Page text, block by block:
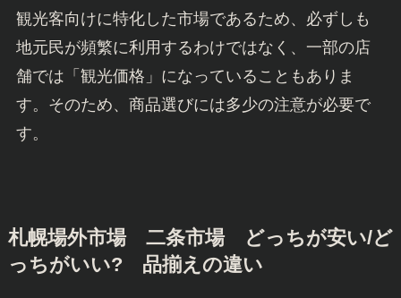
観光客向けに特化した市場であるため、必ずしも
地元民が頻繁に利用するわけではなく、一部の店
舗では「観光価格」になっていることもありま
す。そのため、商品選びには多少の注意が必要で
す。
札幌場外市場 二条市場 どっちが安い/ど
っちがいい? 品揃えの違い